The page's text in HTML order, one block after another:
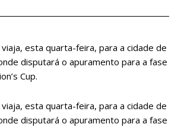
esta quarta-feira, para a cidade de
disputará o apuramento para a fase
Cup.
esta quarta-feira, para a cidade de
disputará o apuramento para a fase